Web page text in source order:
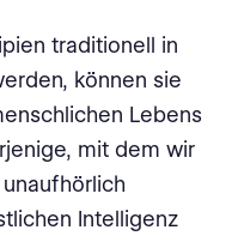
traditionell in
können sie
Lebens
mit dem wir
Intelligenz